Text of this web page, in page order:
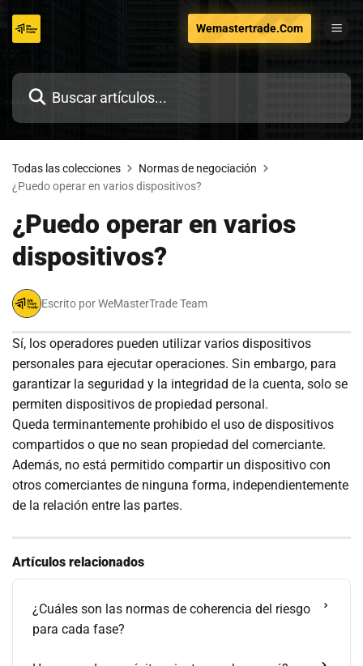
Wemastertrade.Com
Todas las colecciones
Normas de negociación
¿Puedo operar en varios dispositivos?
¿Puedo operar en varios
dispositivos?
Escrito por WeMasterTrade Team
Sí, los operadores pueden utilizar varios dispositivos
personales para ejecutar operaciones. Sin embargo, para
garantizar la seguridad y la integridad de la cuenta, solo se
permiten dispositivos de propiedad personal.
Queda terminantemente prohibido el uso de dispositivos
compartidos o que no sean propiedad del comerciante.
Además, no está permitido compartir un dispositivo con
otros comerciantes de ninguna forma, independientemente
de la relación entre las partes.
Artículos relacionados
¿Cuáles son las normas de coherencia del riesgo
para cada fase?